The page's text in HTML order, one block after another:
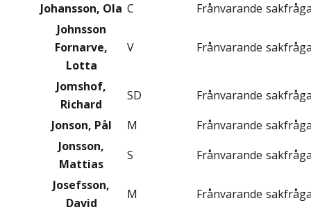
Johansson, Ola C Frånvarande
Johnsson
Fornarve,
Lotta
V Frånvarande
Jomshof,
Richard
SD Frånvarande
Jonson, Pål
M Frånvarande
Jonsson,
Mattias
S Frånvarande
Josefsson,
David
M Frånvarande